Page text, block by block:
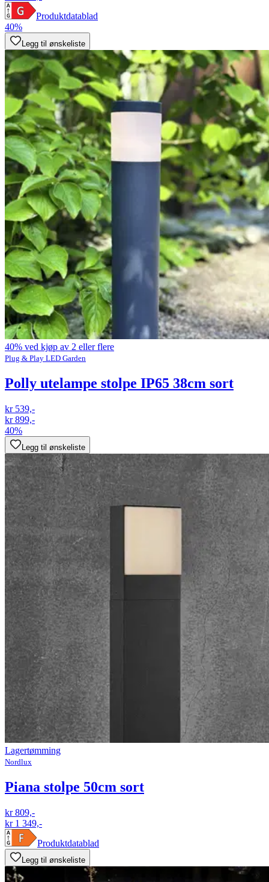
Produktdatablad
40%
Legg til ønskeliste
40% ved kjøp av 2 eller flere
Plug & Play LED Garden
Polly utelampe stolpe IP65 38cm sort
kr 539,-
kr 899,-
40%
Legg til ønskeliste
Lagertømming
Nordlux
Piana stolpe 50cm sort
kr 809,-
kr 1 349,-
Produktdatablad
Legg til ønskeliste